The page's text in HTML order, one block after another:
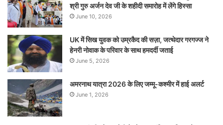
श्री गुरु अर्जन देव जी के शहीदी समारोह में लेंगे हिस्सा
June 10, 2026
UK में सिख युवक को उम्रकैद की सज़ा, जत्थेदार गरगज्ज ने
हेनरी नोवाक के परिवार के साथ हमदर्दी जताई
June 5, 2026
अमरनाथ यात्रा 2026 के लिए जम्मू-कश्मीर में हाई अलर्ट
June 1, 2026